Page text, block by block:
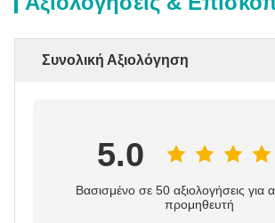
Συνολική Αξιολόγηση
5.0
Βασισμένο σε 50 αξιολογήσεις για
προμηθευτή